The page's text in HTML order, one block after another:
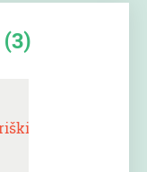
(3)